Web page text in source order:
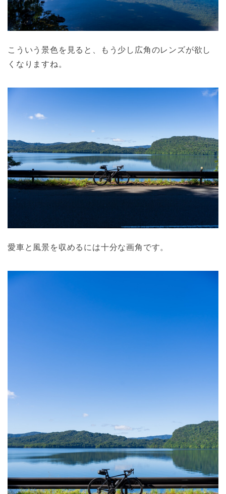
こういう景色を見ると、もう少し広角のレンズが欲し
くなりますね。
愛車と風景を収めるには十分な画角です。